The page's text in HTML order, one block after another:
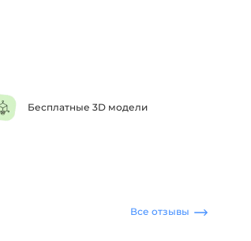
Бесплатные 3D модели
Все отзывы